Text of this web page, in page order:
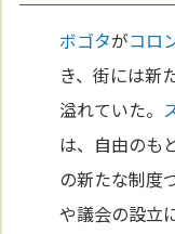
ボゴタがコロ
き、街には新
溢れていた。
は、自由のも
の新たな制度
や議会の設立